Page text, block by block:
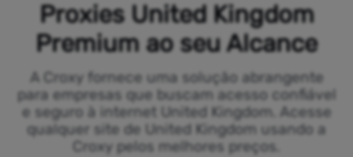
Proxies United Kingdom
Premium ao seu Alcance
A Croxy fornece uma solução abrangente
para empresas que buscam acesso confiável
e seguro à internet United Kingdom. Acesse
qualquer site de United Kingdom usando a
Croxy pelos melhores preços.